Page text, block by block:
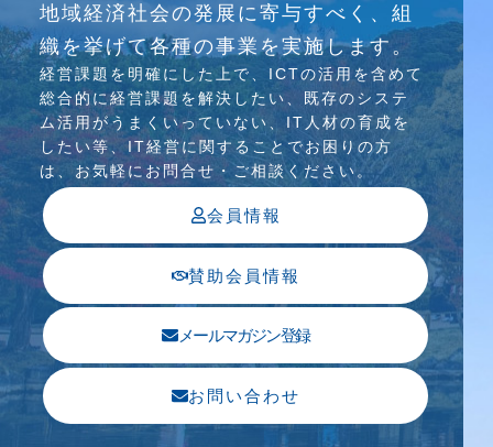
介護ソリューション研究会、WEB/SNS研究会を
行っています
地域経済社会の発展に寄与すべく、組
織を挙げて各種の事業を実施します。
経営課題を明確にした上で、ICTの活⽤を含めて
総合的に経営課題を解決したい、既存のシステ
ム活⽤がうまくいっていない、IT⼈材の育成を
したい等、IT経営に関することでお困りの⽅
は、お気軽にお問合せ・ご相談ください。
会員情報
賛助会員情報
メールマガジン登録
お問い合わせ